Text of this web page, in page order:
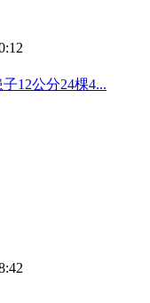
12公分24棵4...